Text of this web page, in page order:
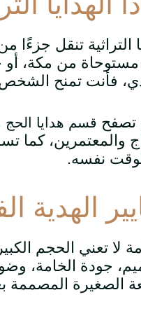
التراثية تنقل
من مكة، أو
فأنت تمنح الشخص
تصفح قسم هدايا الحج
والمعتمرين، كما
نفسه.
الهدية
لا تعني الحجم
جودة الخامة،
الصغيرة المصممة